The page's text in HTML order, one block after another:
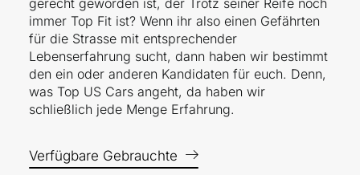
gerecht geworden ist, der Trotz seiner Reife noch
immer Top Fit ist? Wenn ihr also einen Gefährten
für die Strasse mit entsprechender
Lebenserfahrung sucht, dann haben wir bestimmt
den ein oder anderen Kandidaten für euch. Denn,
was Top US Cars angeht, da haben wir
schließlich jede Menge Erfahrung.
Verfügbare Gebrauchte